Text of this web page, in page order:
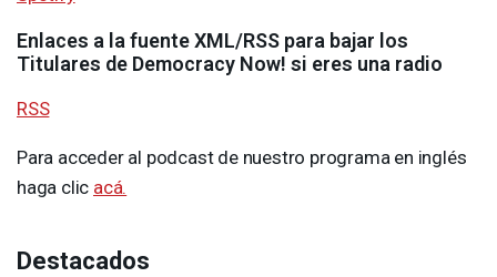
Enlaces a la fuenteXML/RSS para bajar los
Titulares de Democracy Now! si eres una radio
RSS
Para acceder al podcast de nuestro programa en inglés
haga clic acá.
Destacados